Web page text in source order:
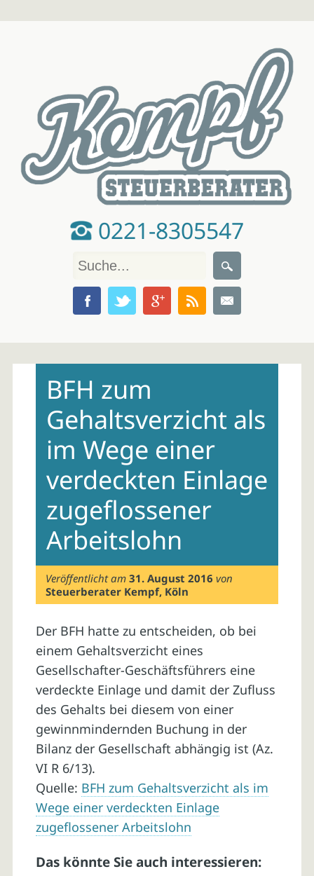
0221-8305547
contentBFH zum
Gehaltsverzicht als
im Wege einer
verdeckten Einlage
zugeflossener
Arbeitslohn
Veröffentlicht am31. August 2016 von
Steuerberater Kempf, Köln
Der BFH hatte zu entscheiden, ob bei
einem Gehaltsverzicht eines
Gesellschafter-Geschäftsführers eine
verdeckte Einlage und damit der Zufluss
des Gehalts bei diesem von einer
gewinnmindernden Buchung in der
Bilanz der Gesellschaft abhängig ist (Az.
VI R 6/13).
Quelle: BFH zum Gehaltsverzicht als im
Wege einer verdeckten Einlage
zugeflossener Arbeitslohn
Das könnte Sie auch interessieren: